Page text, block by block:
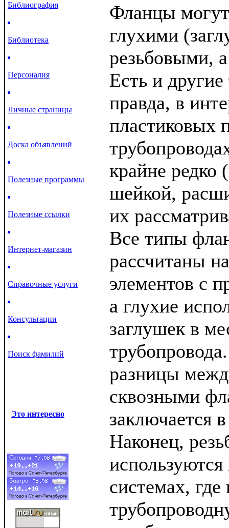
Библиография
Библиотека
Персоналия
Личные страницы
Доска объявлений
Полезные программы
Полезные ссылки
Интернет-магазин
Справочные услуги
Консультации
Поиск фамилий
Это интересно
Фланцы
глухими
резьбовыми,
Есть и
правда, в
крайне редко
шейкой,
их
Все типы
рассчитаны
элементов с
а глухие
заглушек в
разницы
сквозными
заключается
Наконец,
системах,